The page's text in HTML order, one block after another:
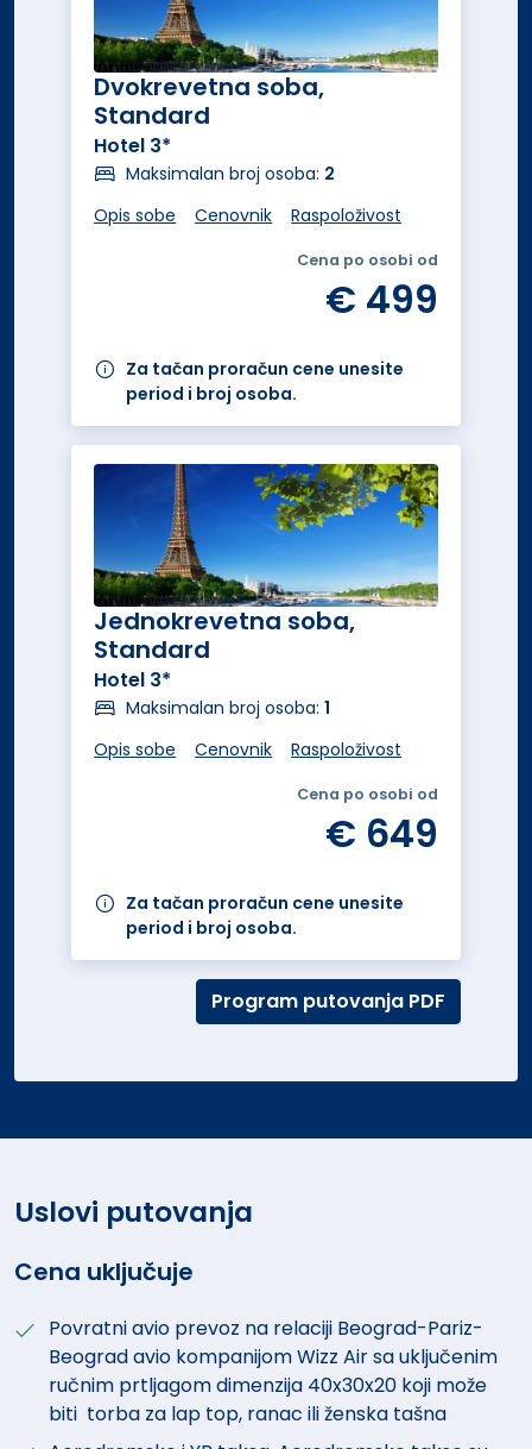
Dvokrevetna soba,
Standard
Hotel 3*
Maksimalan broj osoba: 2
Opis sobe
Cenovnik Raspoloživost
Cena po osobi od
€ 499
Za tačan proračun cene unesite
period i broj osoba.
Jednokrevetna soba,
Standard
Hotel 3*
Maksimalan broj osoba:1
Opis sobe
Cenovnik Raspoloživost
Cena po osobi od
€ 649
Za tačan proračun cene unesite
period i broj osoba.
Program putovanja PDF
Uslovi putovanja
Cena uključuje
Povratni avio prevoz na relaciji Beograd-Pariz-
Beograd avio kompanijom Wizz Air sa uključenim
ručnim prtljagom dimenzija 40x30x20 koji može
biti torba za lap top, ranac ili ženska tašna